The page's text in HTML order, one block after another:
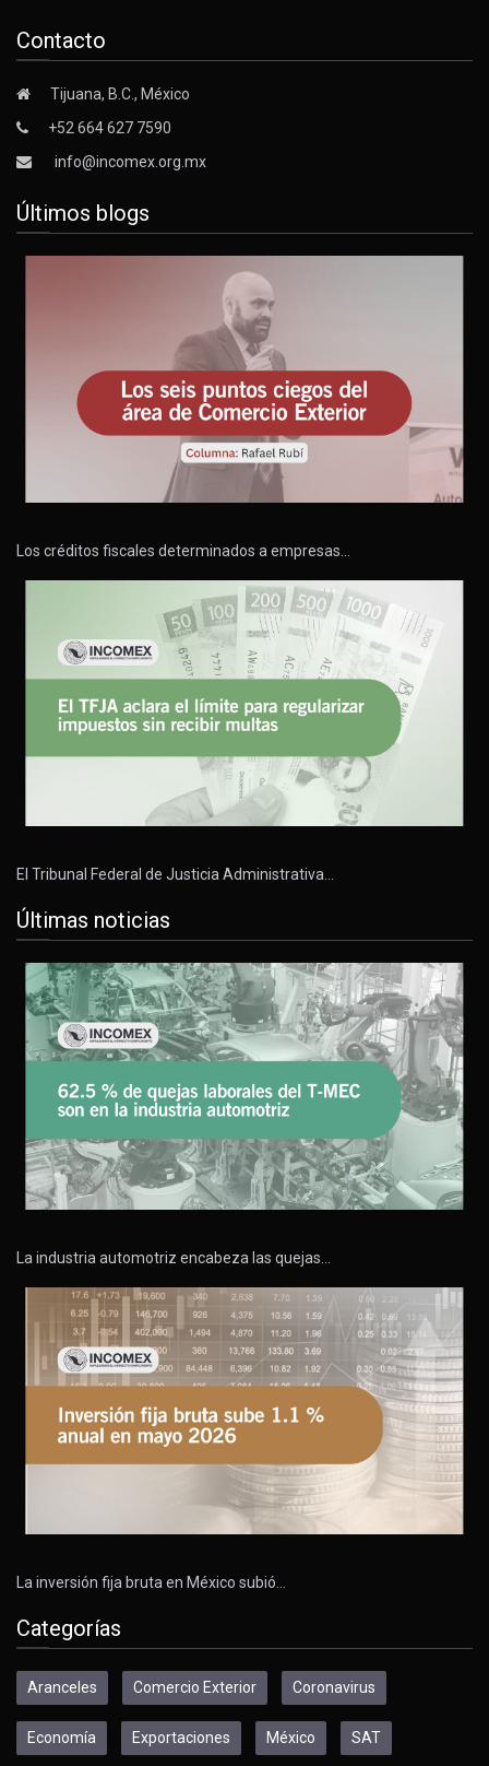
Contacto
Tijuana, B.C., México
+52 664 627 7590
info@incomex.org.mx
Últimos blogs
Los créditos fiscales determinados a empresas…
El Tribunal Federal de Justicia Administrativa…
Últimas noticias
La industria automotriz encabeza las quejas…
La inversión fija bruta en México subió…
Categorías
Aranceles Comercio Exterior Coronavirus
Economía Exportaciones México SAT